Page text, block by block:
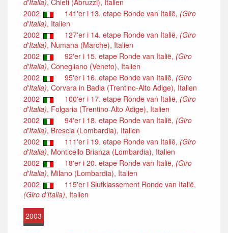
d'Italia), Chieti (Abruzzi), Italien
2002
141'er i 13. etape Ronde van Italië, (Giro
d'Italia), Italien
2002
127'er i 14. etape Ronde van Italië, (Giro
d'Italia), Numana (Marche), Italien
2002
92'er i 15. etape Ronde van Italië, (Giro
d'Italia), Conegliano (Veneto), Italien
2002
95'er i 16. etape Ronde van Italië, (Giro
d'Italia), Corvara in Badia (Trentino-Alto Adige), Italien
2002
100'er i 17. etape Ronde van Italië, (Giro
d'Italia), Folgaria (Trentino-Alto Adige), Italien
2002
94'er i 18. etape Ronde van Italië, (Giro
d'Italia), Brescia (Lombardia), Italien
2002
111'er i 19. etape Ronde van Italië, (Giro
d'Italia), Monticello Brianza (Lombardia), Italien
2002
18'er i 20. etape Ronde van Italië, (Giro
d'Italia), Milano (Lombardia), Italien
2002
115'er i Slutklassement Ronde van Italië,
(Giro d'Italia), Italien
2003